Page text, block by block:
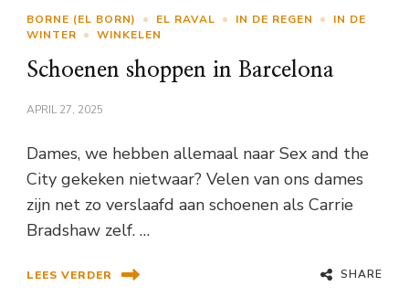
BORNE (EL BORN) EL RAVAL IN DE REGEN
IN DE
WINTER
WINKELEN
Schoenen shoppen in Barcelona
APRIL 27, 2025
Dames, we hebben allemaal naar Sex and the
City gekeken nietwaar? Velen van ons dames
zijn net zo verslaafd aan schoenen als Carrie
Bradshaw zelf. …
LEES VERDER SHARE